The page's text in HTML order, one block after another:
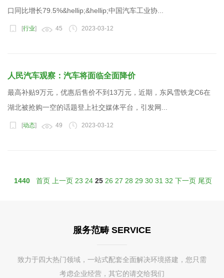
口同比增长79.5%&hellip;&hellip;中国汽车工业协...
[行业] 45 2023-03-12
人民汽车观察：汽车将面临全面降价
最高补贴9万元，优惠后售价不到13万元，近期，东风雪铁龙C6在
湖北被抢购一空的话题登上社交媒体平台，引发网...
[动态] 49 2023-03-12
1440 首页 上一页 23 24 25 26 27 28 29 30 31 32 下一页 尾页
服务范畴 SERVICE
致力于四大热门领域，一站式配套全面解决环境搭建，您只需
考虑企业经营，其它的请交给我们